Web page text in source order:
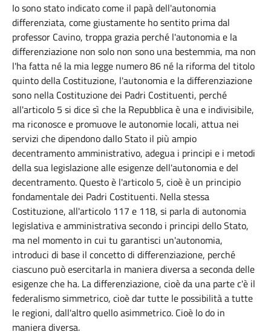
Io sono stato indicato come il papà dell'autonomia
differenziata, come giustamente ho sentito prima dal
professor Cavino, troppa grazia perché l'autonomia e la
differenziazione non solo non sono una bestemmia, ma non
l'ha fatta né la mia legge numero 86 né la riforma del titolo
quinto della Costituzione, l'autonomia e la differenziazione
sono nella Costituzione dei Padri Costituenti, perché
all'articolo 5 si dice sì che la Repubblica è una e indivisibile,
ma riconosce e promuove le autonomie locali, attua nei
servizi che dipendono dallo Stato il più ampio
decentramento amministrativo, adegua i principi e i metodi
della sua legislazione alle esigenze dell'autonomia e del
decentramento. Questo è l'articolo 5, cioè è un principio
fondamentale dei Padri Costituenti. Nella stessa
Costituzione, all'articolo 117 e 118, si parla di autonomia
legislativa e amministrativa secondo i principi dello Stato,
ma nel momento in cui tu garantisci un'autonomia,
introduci di base il concetto di differenziazione, perché
ciascuno può esercitarla in maniera diversa a seconda delle
esigenze che ha. La differenziazione, cioè da una parte c'è il
federalismo simmetrico, cioè dar tutte le possibilità a tutte
le regioni, dall'altro quello asimmetrico. Cioè lo do in
maniera diversa.